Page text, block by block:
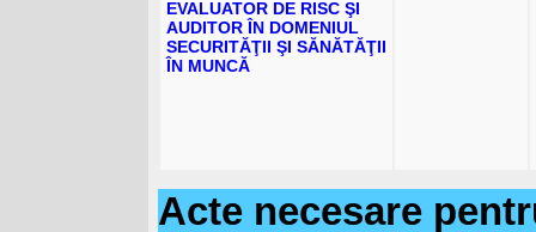
EVALUATOR DE RISC ŞI
AUDITOR ÎN DOMENIUL
SECURITĂŢII ŞI SĂNĂTĂŢII
ÎN MUNCĂ
Acte necesare